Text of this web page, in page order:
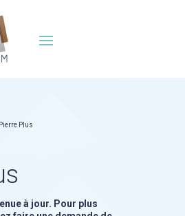
Plus
à jour. Pour plus